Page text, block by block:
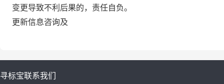
变更导致不利后果的，责任自负。
更新信息咨询及
寻标宝联系我们